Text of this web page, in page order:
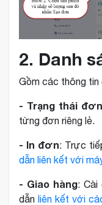
2. Danh
Gồm các thông tin
- Trạng thái
từng đơn riêng lẻ.
- In đơn: Trực
dẫn liên kết với
- Giao hàng: Cài
dẫn liên kết với